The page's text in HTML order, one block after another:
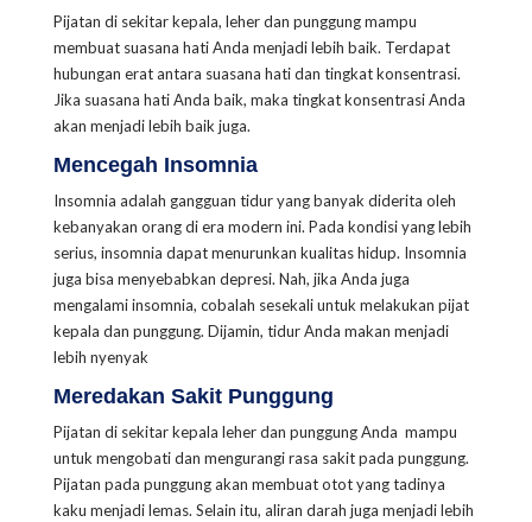
Pijatan di sekitar kepala, leher dan punggung mampu
membuat suasana hati Anda menjadi lebih baik. Terdapat
hubungan erat antara suasana hati dan tingkat konsentrasi.
Jika suasana hati Anda baik, maka tingkat konsentrasi Anda
akan menjadi lebih baik juga.
Mencegah Insomnia
Insomnia adalah gangguan tidur yang banyak diderita oleh
kebanyakan orang di era modern ini. Pada kondisi yang lebih
serius, insomnia dapat menurunkan kualitas hidup. Insomnia
juga bisa menyebabkan depresi. Nah, jika Anda juga
mengalami insomnia, cobalah sesekali untuk melakukan pijat
kepala dan punggung. Dijamin, tidur Anda makan menjadi
lebih nyenyak
Meredakan Sakit Punggung
Pijatan di sekitar kepala leher dan punggung Anda mampu
untuk mengobati dan mengurangi rasa sakit pada punggung.
Pijatan pada punggung akan membuat otot yang tadinya
kaku menjadi lemas. Selain itu, aliran darah juga menjadi lebih